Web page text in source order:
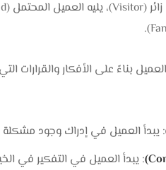
بناءً على الأفكار والقرارات
: يبدأ العميل في إدراك وجود مشكلة
: يبدأ العميل في التفكير في